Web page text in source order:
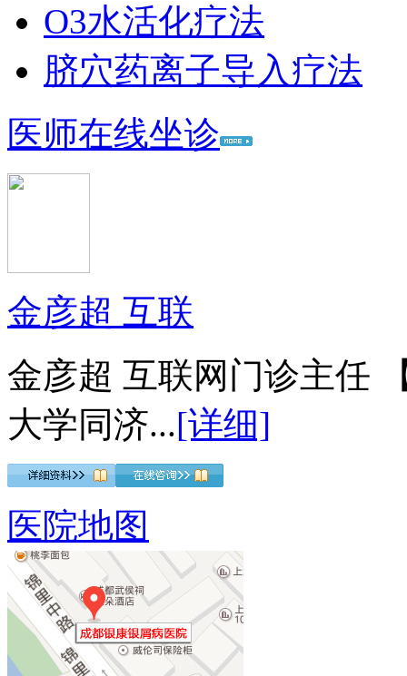
O3水活化疗法
脐穴药离子导入疗法
医师在线坐诊
金彦超 互联
金彦超 互联网门诊主任
大学同济...[详细]
医院地图